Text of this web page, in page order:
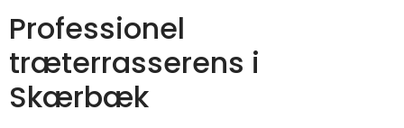
Professionel
træterrasserens i
Skærbæk